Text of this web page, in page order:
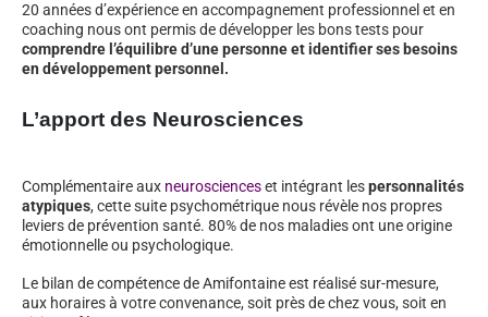
20 années d’expérience en accompagnement professionnel et en
coaching nous ont permis de développer les bons tests pour
comprendre l’équilibre d’une personne et identifier ses besoins
en développement personnel.
L’apport des Neurosciences
Complémentaire aux neuroscienceset intégrant lespersonnalités
atypiques, cette suite psychométrique nous révèle nos propres
leviers de prévention santé. 80% de nos maladies ont une origine
émotionnelle ou psychologique.
Le bilan de compétence de Amifontaine est réalisé sur-mesure,
aux horaires à votre convenance, soit près de chez vous, soit en